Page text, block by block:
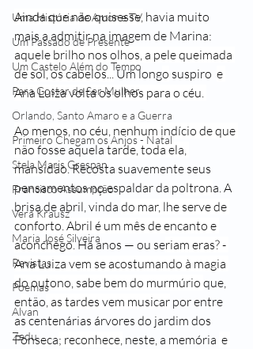
Uma História de Amor e TV
Um Passado de Presente
Um Castelo Além do Tempo
Para Gostar de Ser Mulher
Orlando, Santo Amaro e a Guerra
Primeiro Chegam os Anjos - Natal
Stela Maris Grespan
Francisco Assumpção
Vera Krausz
Maria José Silveira
Revistas
Poemas
Alvan
Zedu
Ainda que não quisesse, havia muito
mais a admitir na imagem de Marina:
aquele brilho nos olhos, a pele queimada
de sol, os cabelos... Um longo suspiro e
Ana Luiza volta os olhos para o céu.
Ao menos, no céu, nenhum indício de que
não fosse aquela tarde, toda ela,
mansidão. Recosta suavemente seus
pensamentos no espaldar da poltrona. A
brisa de abril, vinda do mar, lhe serve de
conforto. Abril é um mês de encanto e
aconchego. Há anos — ou seriam eras? -
Ana Luiza vem se acostumando à magia
do outono, sabe bem do murmúrio que,
então, as tardes vem musicar por entre
as centenárias árvores do jardim dos
Fonseca; reconhece, neste, a memória e